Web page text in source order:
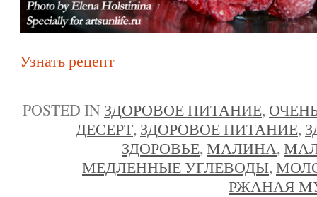
Узнать рецепт
POSTED IN ЗДОРОВОЕ ПИТАНИЕ,
ДЕСЕРТ, ЗДОРОВОЕ ПИТАНИЕ,
ЗДОРОВЬЕ,МАЛИНА,
МЕДЛЕННЫЕ УГЛЕВОДЫ,
РЖАНАЯ